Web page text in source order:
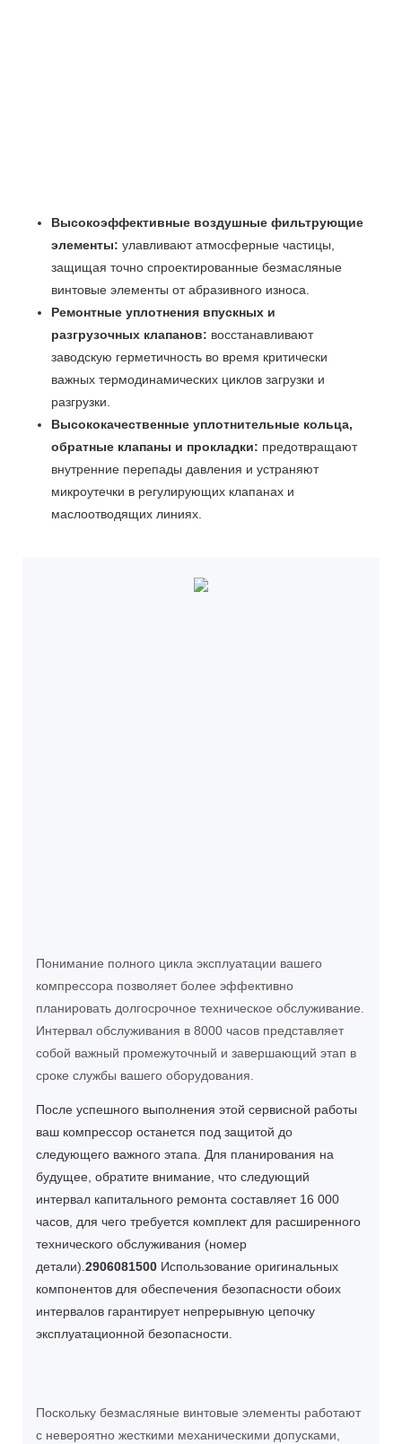
Высокоэффективные воздушные фильтрующие
элементы: улавливают атмосферные частицы,
защищая точно спроектированные безмасляные
винтовые элементы от абразивного износа.
Ремонтные уплотнения впускных и
разгрузочных клапанов: восстанавливают
заводскую герметичность во время критически
важных термодинамических циклов загрузки и
разгрузки.
Высококачественные уплотнительные кольца,
обратные клапаны и прокладки: предотвращают
внутренние перепады давления и устраняют
микроутечки в регулирующих клапанах и
маслоотводящих линиях.
Понимание полного цикла эксплуатации вашего
компрессора позволяет более эффективно
планировать долгосрочное техническое обслуживание.
Интервал обслуживания в 8000 часов представляет
собой важный промежуточный и завершающий этап в
сроке службы вашего оборудования.
После успешного выполнения этой сервисной работы
ваш компрессор останется под защитой до
следующего важного этапа. Для планирования на
будущее, обратите внимание, что следующий
интервал капитального ремонта составляет 16 000
часов, для чего требуется комплект для расширенного
технического обслуживания (номер
детали).2906081500 Использование оригинальных
компонентов для обеспечения безопасности обоих
интервалов гарантирует непрерывную цепочку
эксплуатационной безопасности.
Поскольку безмасляные винтовые элементы работают
с невероятно жесткими механическими допусками,